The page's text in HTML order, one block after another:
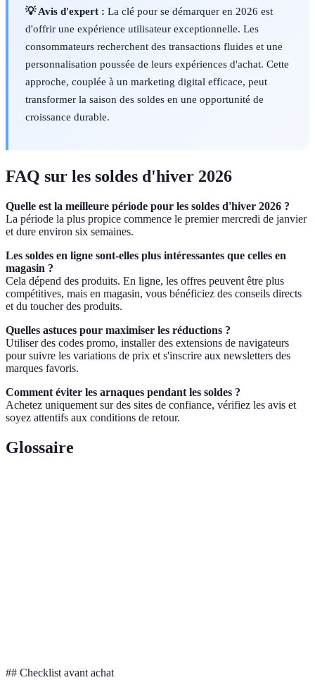
💡 Avis d'expert : La clé pour se démarquer en 2026 est
d'offrir une expérience utilisateur exceptionnelle. Les
consommateurs recherchent des transactions fluides et une
personnalisation poussée de leurs expériences d'achat. Cette
approche, couplée à un marketing digital efficace, peut
transformer la saison des soldes en une opportunité de
croissance durable.
FAQ sur les soldes d'hiver 2026
Quelle est la meilleure période pour les soldes d'hiver 2026 ?
La période la plus propice commence le premier mercredi de janvier
et dure environ six semaines.
Les soldes en ligne sont-elles plus intéressantes que celles en
magasin ?
Cela dépend des produits. En ligne, les offres peuvent être plus
compétitives, mais en magasin, vous bénéficiez des conseils directs
et du toucher des produits.
Quelles astuces pour maximiser les réductions ?
Utiliser des codes promo, installer des extensions de navigateurs
pour suivre les variations de prix et s'inscrire aux newsletters des
marques favoris.
Comment éviter les arnaques pendant les soldes ?
Achetez uniquement sur des sites de confiance, vérifiez les avis et
soyez attentifs aux conditions de retour.
Glossaire
## Checklist avant achat